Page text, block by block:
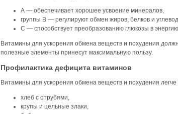
А — обеспечивает хорошее усвоение минералов,
группы В — регулируют обмен жиров, белков и
С — способствует преобразованию глюкозы в
Витамины для ускорения обмена веществ и похудения
полезные элементы принесут максимальную пользу.
Профилактика дефицита витаминов
Витамины для ускорения обмена веществ и похудения
хлеб с отрубями,
крупы и цельные злаки,